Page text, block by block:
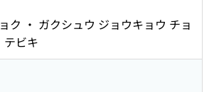
ク ・ ガクシュウ ジョウキョウ チョ
テビキ